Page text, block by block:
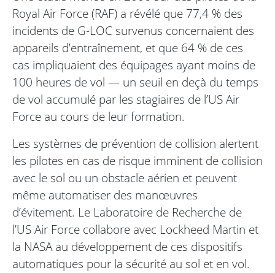
Royal Air Force (RAF) a révélé que 77,4 % des
incidents de G-LOC survenus concernaient des
appareils d’entraînement, et que 64 % de ces
cas impliquaient des équipages ayant moins de
100 heures de vol — un seuil en deçà du temps
de vol accumulé par les stagiaires de l’US Air
Force au cours de leur formation.
Les systèmes de prévention de collision alertent
les pilotes en cas de risque imminent de collision
avec le sol ou un obstacle aérien et peuvent
même automatiser des manœuvres
d’évitement. Le Laboratoire de Recherche de
l’US Air Force collabore avec Lockheed Martin et
la NASA au développement de ces dispositifs
automatiques pour la sécurité au sol et en vol.